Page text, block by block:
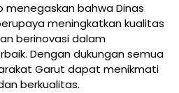
menegaskan bahwa Dinas
meningkatkan kualitas
berinovasi dalam
Dengan dukungan semua
Garut dapat menikmati
berkualitas.